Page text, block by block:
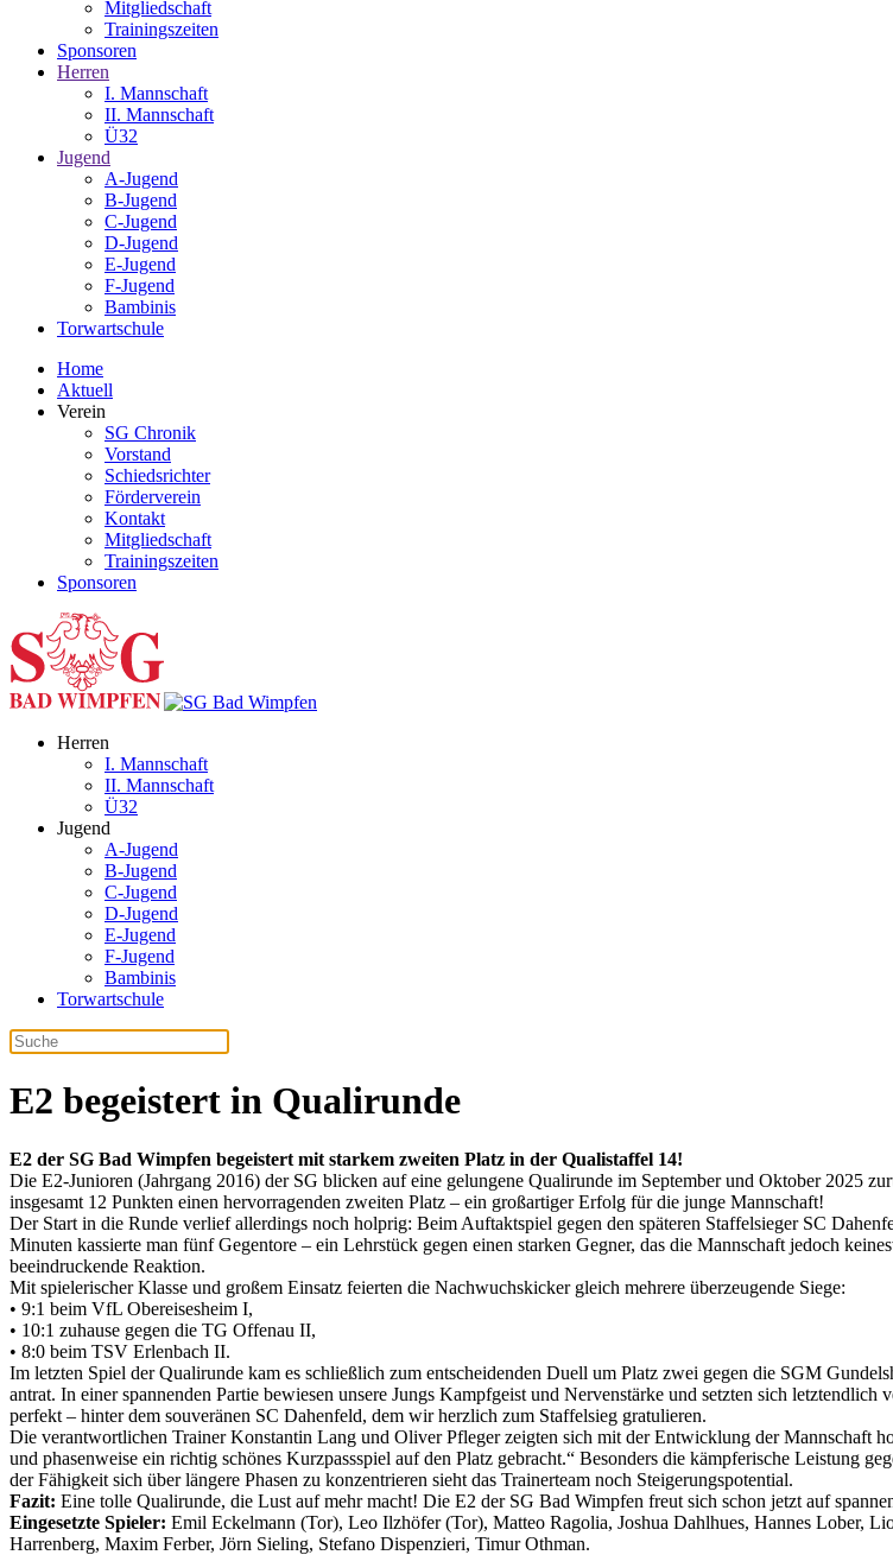
Mitgliedschaft
Trainingszeiten
Sponsoren
Herren
I. Mannschaft
II. Mannschaft
Ü32
Jugend
A-Jugend
B-Jugend
C-Jugend
D-Jugend
E-Jugend
F-Jugend
Bambinis
Torwartschule
Home
Aktuell
Verein
SG Chronik
Vorstand
Schiedsrichter
Förderverein
Kontakt
Mitgliedschaft
Trainingszeiten
Sponsoren
Herren
I. Mannschaft
II. Mannschaft
Ü32
Jugend
A-Jugend
B-Jugend
C-Jugend
D-Jugend
E-Jugend
F-Jugend
Bambinis
Torwartschule
E2 begeistert in Qualirunde
E2 der SG Bad Wimpfen begeistert mit starkem zweiten Platz in der Qualistaffel 14!
Die E2-Junioren (Jahrgang 2016) der SG blicken auf eine gelungene Qualirunde im September und Oktober 2025
insgesamt 12 Punkten einen hervorragenden zweiten Platz – ein großartiger Erfolg für die junge Mannschaft!
Der Start in die Runde verlief allerdings noch holprig: Beim Auftaktspiel gegen den späteren Staffelsieger SC
Minuten kassierte man fünf Gegentore – ein Lehrstück gegen einen starken Gegner, das die Mannschaft jedoch
beeindruckende Reaktion.
Mit spielerischer Klasse und großem Einsatz feierten die Nachwuchskicker gleich mehrere überzeugende Siege:
• 9:1 beim VfL Obereisesheim I,
• 10:1 zuhause gegen die TG Offenau II,
• 8:0 beim TSV Erlenbach II.
Im letzten Spiel der Qualirunde kam es schließlich zum entscheidenden Duell um Platz zwei gegen die SGM
antrat. In einer spannenden Partie bewiesen unsere Jungs Kampfgeist und Nervenstärke und setzten sich
perfekt – hinter dem souveränen SC Dahenfeld, dem wir herzlich zum Staffelsieg gratulieren.
Die verantwortlichen Trainer Konstantin Lang und Oliver Pfleger zeigten sich mit der Entwicklung der Mannschaft
und phasenweise ein richtig schönes Kurzpassspiel auf den Platz gebracht.“ Besonders die kämpferische Leistung
der Fähigkeit sich über längere Phasen zu konzentrieren sieht das Trainerteam noch Steigerungspotential.
Fazit: Eine tolle Qualirunde, die Lust auf mehr macht! Die E2 der SG Bad Wimpfen freut sich schon jetzt auf
Eingesetzte Spieler: Emil Eckelmann (Tor), Leo Ilzhöfer (Tor), Matteo Ragolia, Joshua Dahlhues, Hannes Lober,
Harrenberg, Maxim Ferber, Jörn Sieling, Stefano Dispenzieri, Timur Othman.